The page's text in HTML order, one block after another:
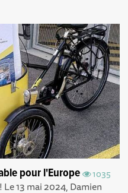
1035
pour l'Europe
13 mai 2024, Damien